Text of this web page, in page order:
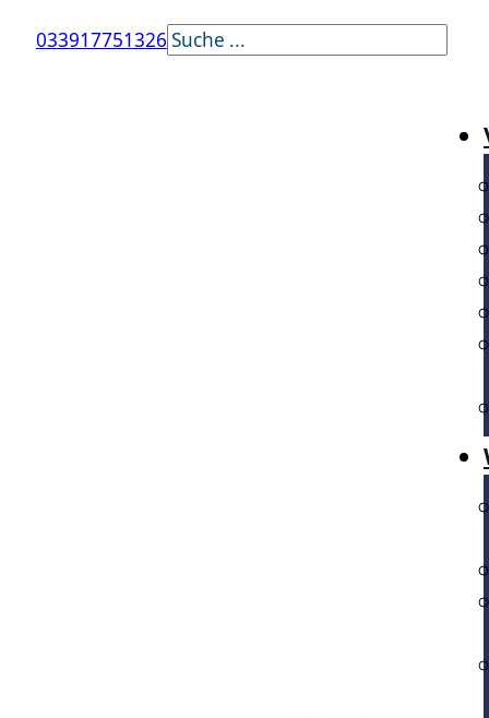
033917751326Suchen